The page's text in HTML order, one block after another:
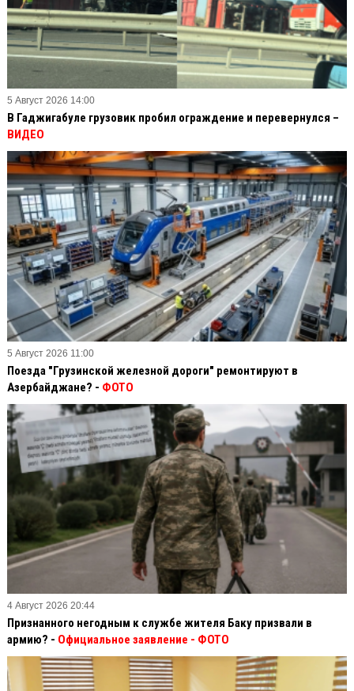
5 Август 2026 14:00
В Гаджигабуле грузовик пробил ограждение и перевернулся –
ВИДЕО
5 Август 2026 11:00
Поезда "Грузинской железной дороги" ремонтируют в
Азербайджане? - ФОТО
4 Август 2026 20:44
Признанного негодным к службе жителя Баку призвали в
армию? - Официальное заявление - ФОТО